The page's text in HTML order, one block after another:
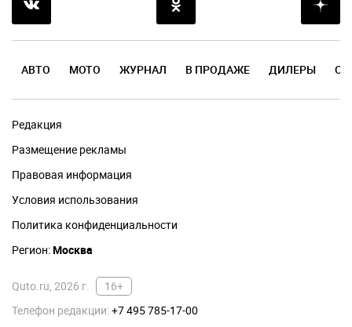
АВТО МОТО ЖУРНАЛ В ПРОДАЖЕ ДИЛЕРЫ
Редакция
Размещение рекламы
Правовая информация
Условия использования
Политика конфиденциальности
Регион:Москва
Quto.ru, 2026 г.
16+
Телефон редакции:+7 495 785-17-00